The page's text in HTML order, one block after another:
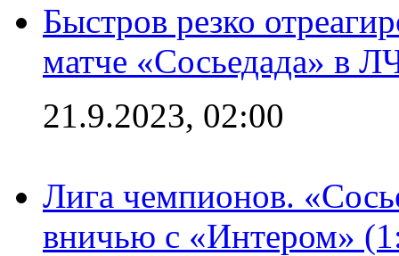
Быстров резко
матче «Сосьедада» в
21.9.2023, 02:00
Лига чемпионов.
вничью с «Интером»